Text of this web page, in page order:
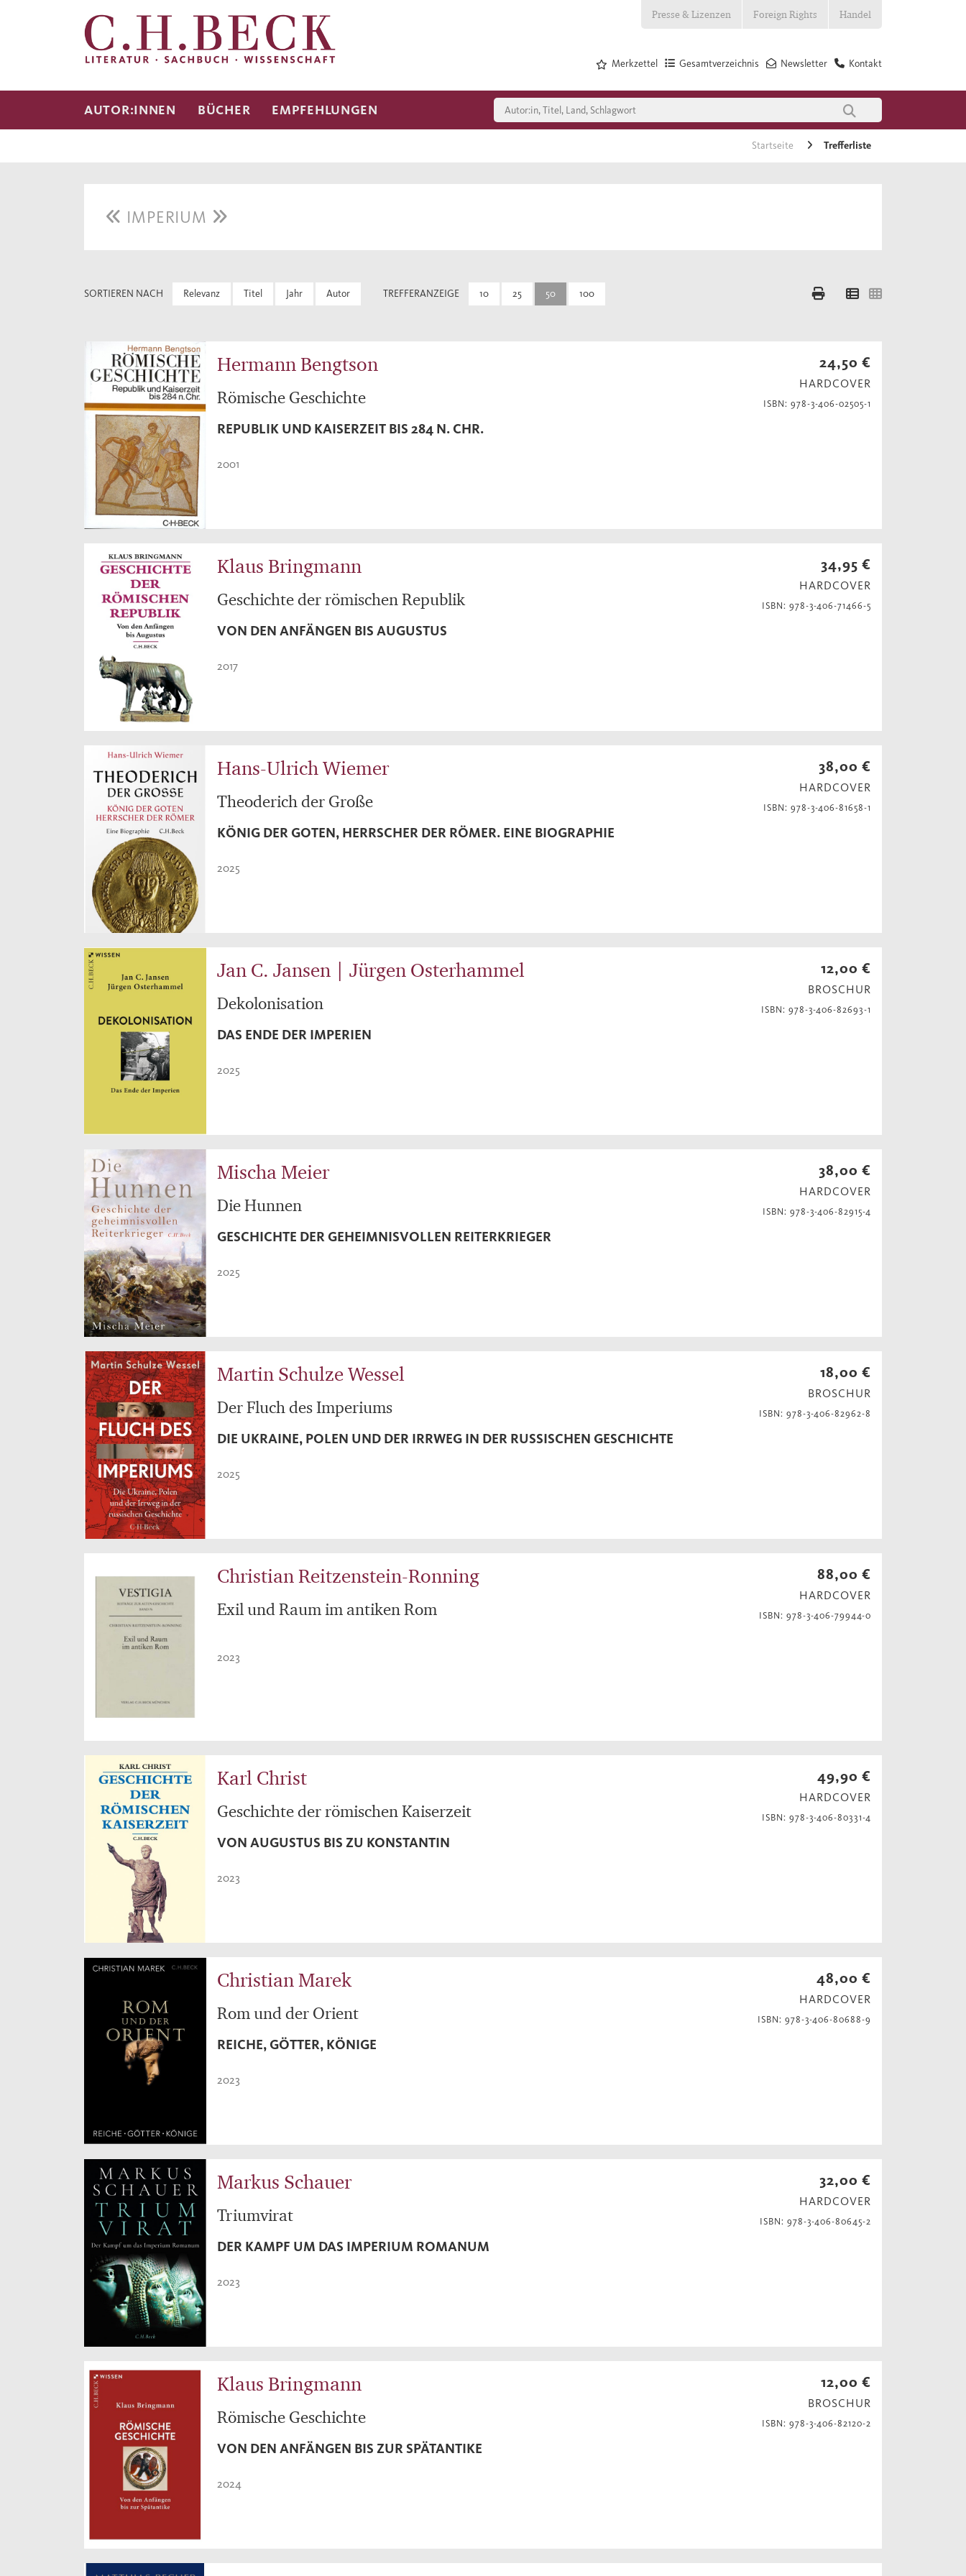
Presse & Lizenzen Foreign Rights Handel
Kontakt
Newsletter
Gesamtverzeichnis
Merkzettel
AUTOR:INNEN BÜCHER EMPFEHLUNGEN
Startseite Trefferliste
IMPERIUM
SORTIEREN NACH Relevanz Titel Jahr Autor TREFFERANZEIGE 10 25 50 100
Hermann Bengtson
Römische Geschichte
REPUBLIK UND KAISERZEIT BIS 284 N. CHR.
2001
24,50 €
HARDCOVER
ISBN: 978-3-406-02505-1
Klaus Bringmann
Geschichte der römischen Republik
VON DEN ANFÄNGEN BIS AUGUSTUS
2017
34,95 €
HARDCOVER
ISBN: 978-3-406-71466-5
Hans-Ulrich Wiemer
Theoderich der Große
KÖNIG DER GOTEN, HERRSCHER DER RÖMER. EINE BIOGRAPHIE
2025
38,00 €
HARDCOVER
ISBN: 978-3-406-81658-1
Jan C. Jansen | Jürgen Osterhammel
Dekolonisation
DAS ENDE DER IMPERIEN
2025
12,00 €
BROSCHUR
ISBN: 978-3-406-82693-1
Mischa Meier
Die Hunnen
GESCHICHTE DER GEHEIMNISVOLLEN REITERKRIEGER
2025
38,00 €
HARDCOVER
ISBN: 978-3-406-82915-4
Martin Schulze Wessel
Der Fluch des Imperiums
DIE UKRAINE, POLEN UND DER IRRWEG IN DER RUSSISCHEN GESCHICHTE
2025
18,00 €
BROSCHUR
ISBN: 978-3-406-82962-8
Christian Reitzenstein-Ronning
Exil und Raum im antiken Rom
2023
88,00 €
HARDCOVER
ISBN: 978-3-406-79944-0
Karl Christ
Geschichte der römischen Kaiserzeit
VON AUGUSTUS BIS ZU KONSTANTIN
2023
49,90 €
HARDCOVER
ISBN: 978-3-406-80331-4
Christian Marek
Rom und der Orient
REICHE, GÖTTER, KÖNIGE
2023
48,00 €
HARDCOVER
ISBN: 978-3-406-80688-9
Markus Schauer
Triumvirat
DER KAMPF UM DAS IMPERIUM ROMANUM
2023
32,00 €
HARDCOVER
ISBN: 978-3-406-80645-2
Klaus Bringmann
Römische Geschichte
VON DEN ANFÄNGEN BIS ZUR SPÄTANTIKE
2024
12,00 €
BROSCHUR
ISBN: 978-3-406-82120-2